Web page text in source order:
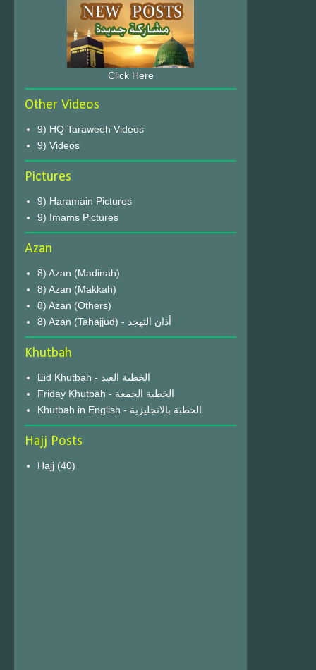
Click Here
Other Videos
9) HQ Taraweeh Videos
9) Videos
Pictures
9) Haramain Pictures
9) Imams Pictures
Azan
8) Azan (Madinah)
8) Azan (Makkah)
8) Azan (Others)
8) Azan (Tahajjud) - أذان التهجد
Khutbah
Eid Khutbah - الخطبة العيد
Friday Khutbah - الخطبة الجمعة
Khutbah in English - الخطبة بالانجليزية
Hajj Posts
Hajj (40)